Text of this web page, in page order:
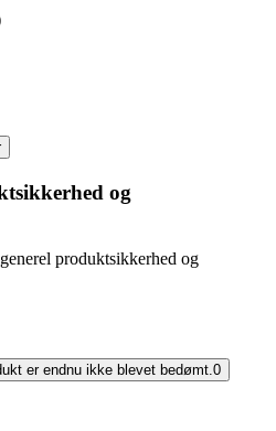
og
produktsikkerhed og
er endnu ikke blevet bedømt.0